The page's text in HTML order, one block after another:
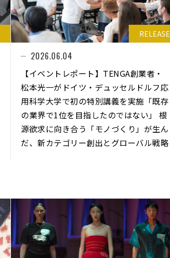
RELEASE
2026.06.04
【イベントレポート】TENGA創業者・
松本光一がドイツ・デュッセルドルフ応
用科学大学で初の特別講義を実施「既存
の業界で1位を目指したのではない」 根
源欲求に向き合う「モノづくり」が生ん
だ、新カテゴリー創出とグローバル戦略